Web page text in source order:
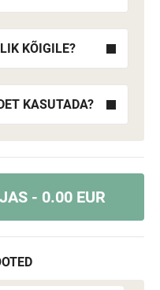
KÕIGILE?
KASUTADA?
- 0.00 EUR